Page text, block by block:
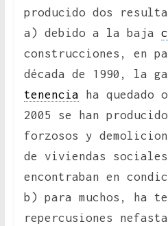
producido dos
a) debido a la baja
construcciones, en
década de 1990, la
tenencia ha quedado
2005 se han
forzosos y
de viviendas
encontraban en
b) para muchos, ha
repercusiones